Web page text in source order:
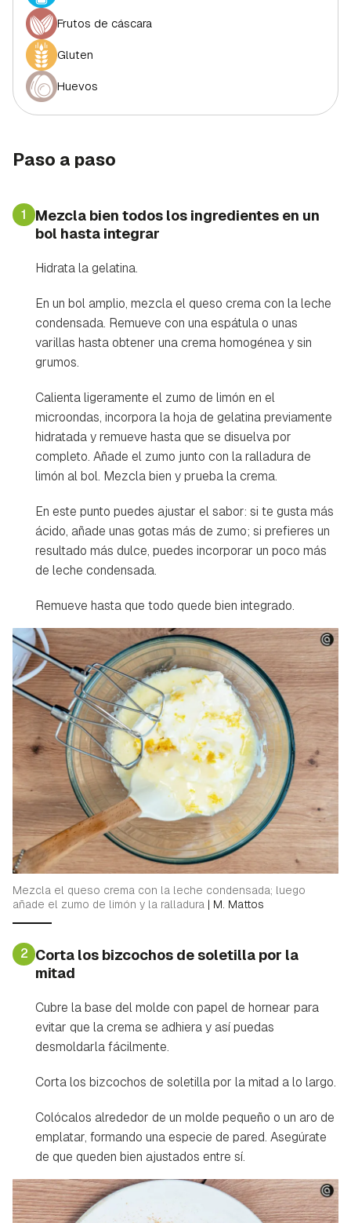
Frutos de cáscara
Gluten
Huevos
Paso a paso
1
Mezcla bien todos los ingredientes en un
bol hasta integrar
Hidrata la gelatina.
En un bol amplio, mezcla el queso crema con la leche
condensada. Remueve con una espátula o unas
varillas hasta obtener una crema homogénea y sin
grumos.
Calienta ligeramente el zumo de limón en el
microondas, incorpora la hoja de gelatina previamente
hidratada y remueve hasta que se disuelva por
completo. Añade el zumo junto con la ralladura de
limón al bol. Mezcla bien y prueba la crema.
En este punto puedes ajustar el sabor: si te gusta más
ácido, añade unas gotas más de zumo; si prefieres un
resultado más dulce, puedes incorporar un poco más
de leche condensada.
Remueve hasta que todo quede bien integrado.
Mezcla el queso crema con la leche condensada; luego
añade el zumo de limón y la ralladura | M. Mattos
2 Corta los bizcochos de soletilla por la
mitad
Cubre la base del molde con papel de hornear para
evitar que la crema se adhiera y así puedas
desmoldarla fácilmente.
Corta los bizcochos de soletilla por la mitad a lo largo.
Colócalos alrededor de un molde pequeño o un aro de
emplatar, formando una especie de pared. Asegúrate
de que queden bien ajustados entre sí.